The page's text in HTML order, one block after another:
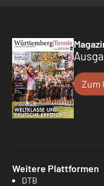
Zum
Weitere Plattformen
DTB